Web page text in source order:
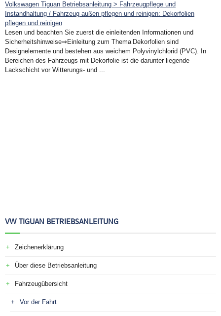
Volkswagen Tiguan Betriebsanleitung > Fahrzeugpflege und
Instandhaltung / Fahrzeug außen pflegen und reinigen: Dekorfolien
pflegen und reinigen
Lesen und beachten Sie zuerst die einleitenden Informationen und
Sicherheitshinweise⇒Einleitung zum Thema Dekorfolien sind
Designelemente und bestehen aus weichem Polyvinylchlorid (PVC). In
Bereichen des Fahrzeugs mit Dekorfolie ist die darunter liegende
Lackschicht vor Witterungs- und ...
VW TIGUAN BETRIEBSANLEITUNG
Zeichenerklärung
Über diese Betriebsanleitung
Fahrzeugübersicht
Vor der Fahrt